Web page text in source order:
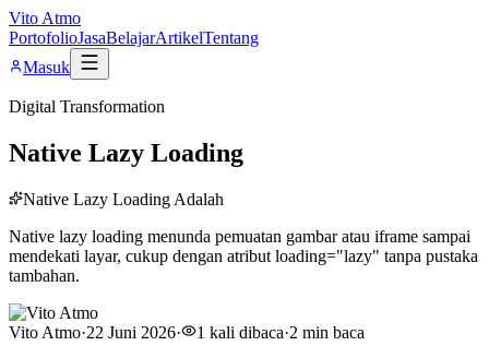
Vito Atmo
PortofolioJasaBelajarArtikelTentang
Masuk
Digital Transformation
Native Lazy Loading
Native Lazy Loading Adalah
Native lazy loading menunda pemuatan gambar atau iframe sampai
mendekati layar, cukup dengan atribut loading="lazy" tanpa pustaka
tambahan.
Vito Atmo·22 Juni 2026· 1 kali dibaca·2 min baca